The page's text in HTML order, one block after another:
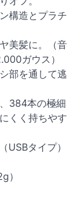
構造とプラチ
美髪に。（音
ガウス）
部を通して逃
384本の極細
くく持ちやす
USBタイプ）
）